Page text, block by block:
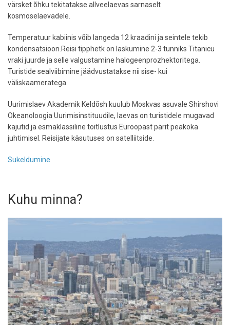
värsket õhku tekitatakse allveelaevas sarnaselt
kosmoselaevadele.
Temperatuur kabiinis võib langeda 12 kraadini ja seintele tekib
kondensatsioon.Reisi tipphetk on laskumine 2-3 tunniks Titanicu
vraki juurde ja selle valgustamine halogeenprozhektoritega.
Turistide sealviibimine jäädvustatakse nii sise- kui
väliskaameratega.
Uurimislaev Akademik Keldõsh kuulub Moskvas asuvale Shirshovi
Okeanoloogia Uurimisinstituudile, laevas on turistidele mugavad
kajutid ja esmaklassiline toitlustus Euroopast pärit peakoka
juhtimisel. Reisijate käsutuses on satelliitside.
Sukeldumine
Kuhu minna?